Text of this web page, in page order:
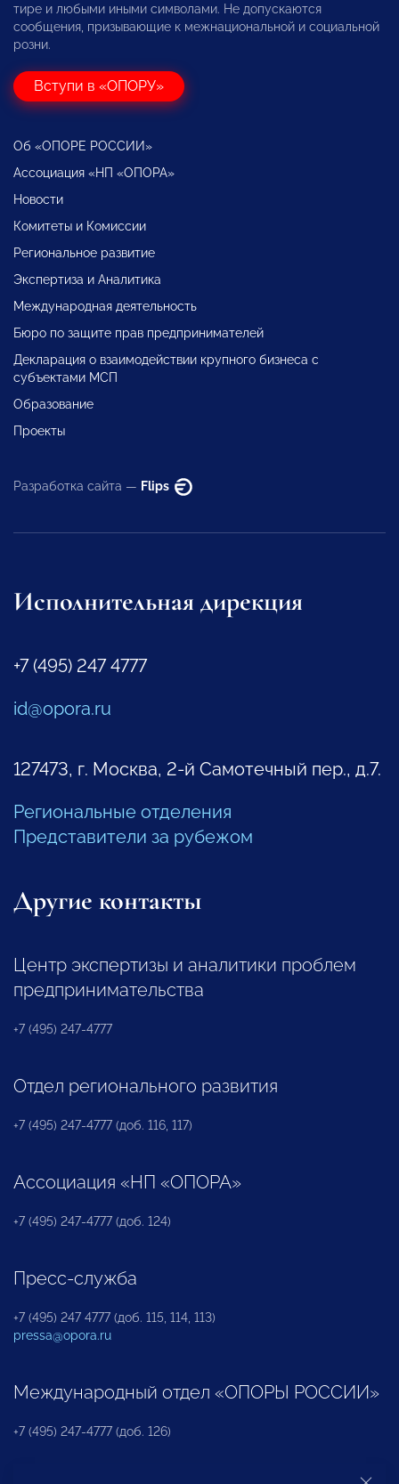
тире и любыми иными символами. Не допускаются
сообщения, призывающие к межнациональной и социальной
розни.
Вступи в «ОПОРУ»
Об «ОПОРЕ РОССИИ»
Ассоциация «НП «ОПОРА»
Новости
Комитеты и Комиссии
Региональное развитие
Экспертиза и Аналитика
Международная деятельность
Бюро по защите прав предпринимателей
Декларация о взаимодействии крупного бизнеса с
субъектами МСП
Образование
Проекты
Разработка сайта — Flips
Исполнительная дирекция
+7 (495) 247 4777
id@opora.ru
127473, г. Москва, 2-й Самотечный пер., д.7.
Региональные отделения
Представители за рубежом
Другие контакты
Центр экспертизы и аналитики проблем
предпринимательства
+7 (495) 247-4777
Отдел регионального развития
+7 (495) 247-4777 (доб. 116, 117)
Ассоциация «НП «ОПОРА»
+7 (495) 247-4777 (доб. 124)
Пресс-служба
+7 (495) 247 4777 (доб. 115, 114, 113)
pressa@opora.ru
Международный отдел «ОПОРЫ РОССИИ»
+7 (495) 247-4777 (доб. 126)